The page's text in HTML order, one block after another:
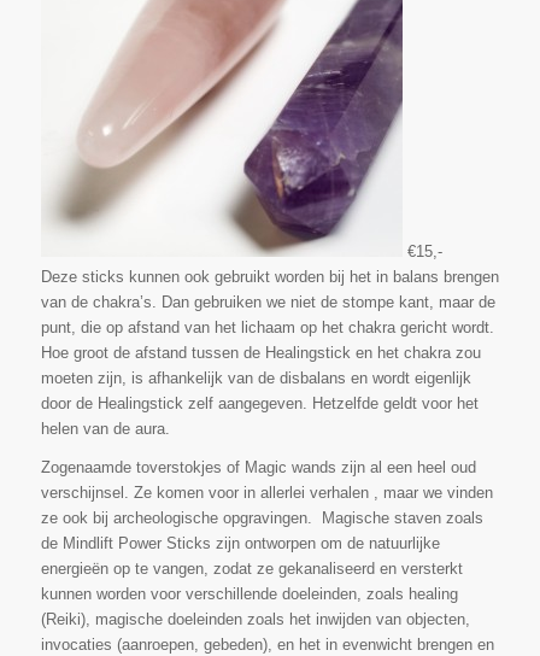
€15,-
Deze sticks kunnen ook gebruikt worden bij het in balans brengen
van de chakra’s. Dan gebruiken we niet de stompe kant, maar de
punt, die op afstand van het lichaam op het chakra gericht wordt.
Hoe groot de afstand tussen de Healingstick en het chakra zou
moeten zijn, is afhankelijk van de disbalans en wordt eigenlijk
door de Healingstick zelf aangegeven. Hetzelfde geldt voor het
helen van de aura.
Zogenaamde toverstokjes of Magic wands zijn al een heel oud
verschijnsel. Ze komen voor in allerlei verhalen , maar we vinden
ze ook bij archeologische opgravingen. Magische staven zoals
de Mindlift Power Sticks zijn ontworpen om de natuurlijke
energieën op te vangen, zodat ze gekanaliseerd en versterkt
kunnen worden voor verschillende doeleinden, zoals healing
(Reiki), magische doeleinden zoals het inwijden van objecten,
invocaties (aanroepen, gebeden), en het in evenwicht brengen en